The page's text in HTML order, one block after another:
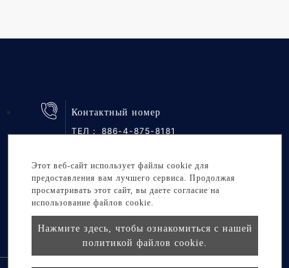
Этот веб-сайт использует файлы cookie для
предоставления вам лучшего сервиса. Продолжая
просматривать этот сайт, вы даете согласие на
использование файлов cookie.
Нажмите здесь, чтобы ознакомиться с нашей
политикой файлов cookie.
Контактный номер
ТЕЛ： 886-4-875-8181